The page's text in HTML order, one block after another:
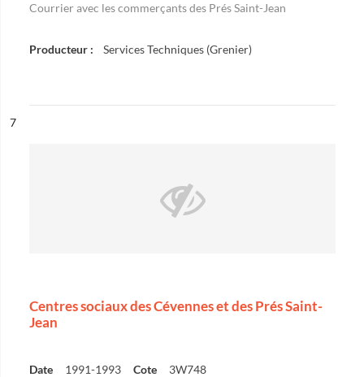
Courrier avec les commerçants des Prés Saint-Jean
Producteur : Services Techniques (Grenier)
n°
7
Centres sociaux des Cévennes et des Prés Saint-
Jean
Date 1991-1993 Cote 3W748